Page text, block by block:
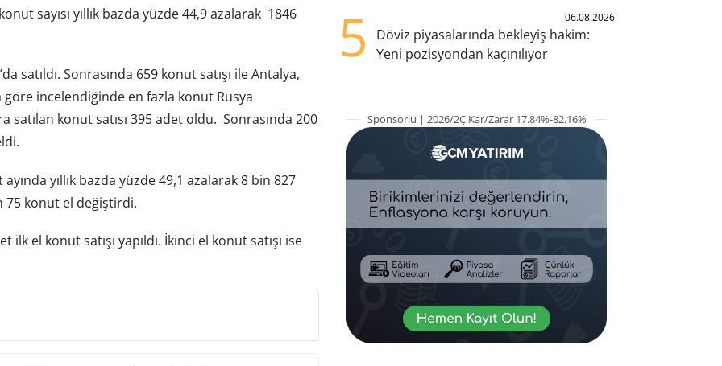
sayısı yıllık bazda yüzde 44,9 azalarak 1846
satıldı. Sonrasında 659 konut satışı ile Antalya,
incelendiğinde en fazla konut Rusya
satılan konut satısı 395 adet oldu. Sonrasında 200
yıllık bazda yüzde 49,1 azalarak 8 bin 827
75 konut el değiştirdi.
el konut satışı yapıldı. İkinci el konut satışı ise
5 06.08.2026
Döviz piyasalarında bekleyiş hakim:
Yeni pozisyondan kaçınılıyor
Sponsorlu | 2026/2Ç Kar/Zarar 17.84%-82.16%